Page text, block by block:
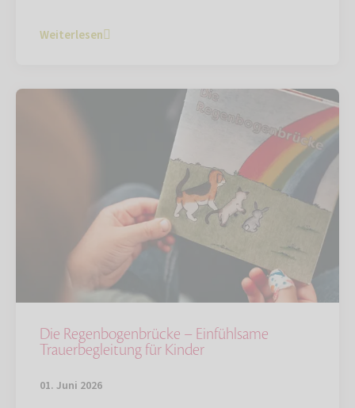
Weiterlesen
Die Regenbogenbrücke – Einfühlsame
Trauerbegleitung für Kinder
01. Juni 2026